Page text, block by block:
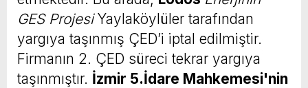
GES ProjesiYaylaköylüler tarafından
yargıya taşınmış ÇED’i iptal edilmiştir.
Firmanın 2. ÇED süreci tekrar yargıya
taşınmıştır. İzmir 5.İdare Mahkemesi'nin